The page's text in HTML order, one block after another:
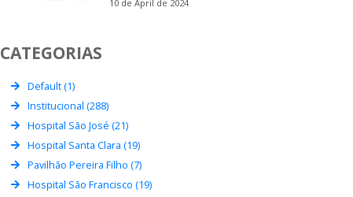
10 de April de 2024
CATEGORIAS
Default (1)
Institucional (288)
Hospital São José (21)
Hospital Santa Clara (19)
Pavilhão Pereira Filho (7)
Hospital São Francisco (19)